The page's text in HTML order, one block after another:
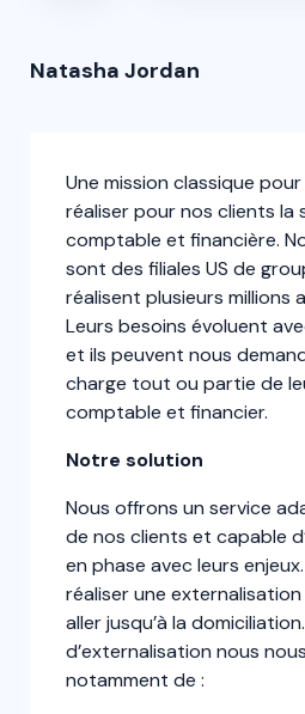
Natasha Jordan
Une mission classique
réaliser pour nos clients
comptable et financière.
sont des filiales US de
réalisent plusieurs millions
Leurs besoins évoluent
et ils peuvent nous
charge tout ou partie de
comptable et financier.
Notre solution
Nous offrons un service
de nos clients et capable
en phase avec leurs
réaliser une
aller jusqu’à la
d’externalisation nous
notamment de :